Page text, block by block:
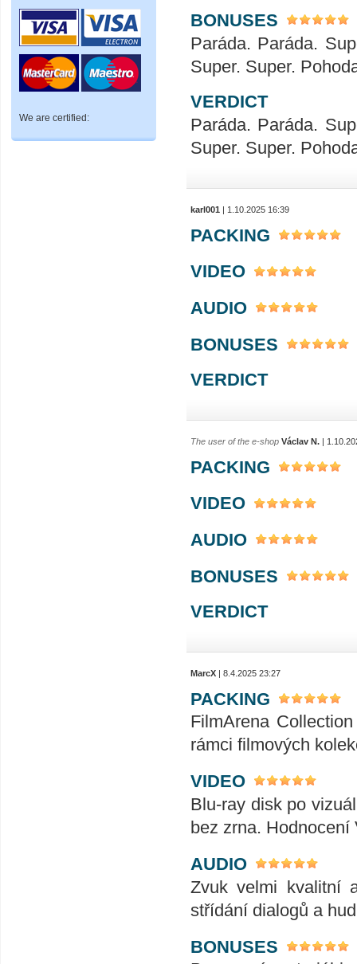
We are certified:
BONUSES
Paráda. Paráda.
Super. Super.
VERDICT
Paráda. Paráda.
Super. Super.
karl001 | 1.10.2025 16:39
PACKING
VIDEO
AUDIO
BONUSES
VERDICT
The user of the e-shop Václav N. |
PACKING
VIDEO
AUDIO
BONUSES
VERDICT
MarcX | 8.4.2025 23:27
PACKING
FilmArena
rámci filmových
VIDEO
Blu-ray disk po
bez zrna. Hodnocení
AUDIO
Zvuk velmi kvalitní
střídání dialogů a
BONUSES